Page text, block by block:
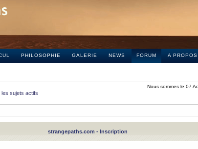
PHILOSOPHIE GALERIE NEWS FORUM A PROPOS
Nous sommes le 07
les sujets actifs
strangepaths.com - Inscription